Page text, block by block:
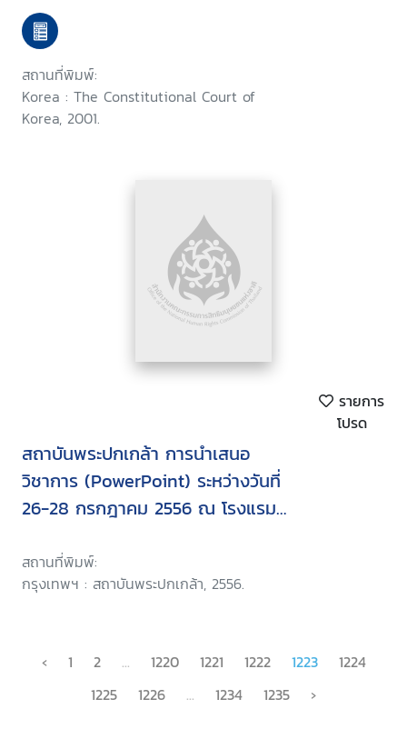
สถานที่พิมพ์:
Korea : The Constitutional Court of
Korea, 2001.
รายการ
โปรด
สถาบันพระปกเกล้า การนำเสนอ
วิชาการ (PowerPoint) ระหว่างวันที่
26-28 กรกฎาคม 2556 ณ โรงแรม
เพชรบุรี
สถานที่พิมพ์:
กรุงเทพฯ : สถาบันพระปกเกล้า, 2556.
‹ 1 2 ... 1220 1221 1222 1223
1224
1225
1226 ... 1234 1235 ›